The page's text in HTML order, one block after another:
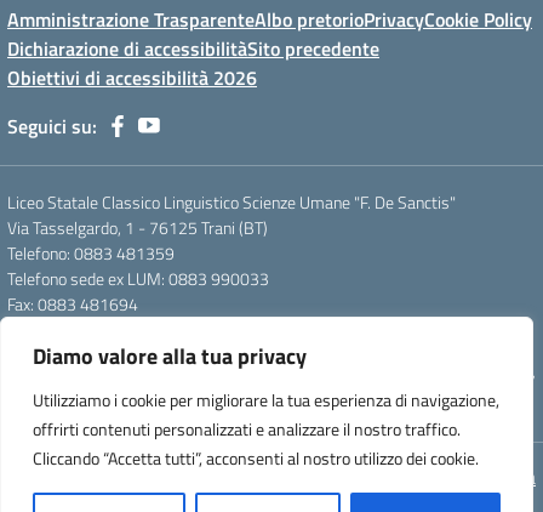
Diamo valore alla tua privacy
Utilizziamo i cookie per migliorare la tua esperienza di navigazione,
offrirti contenuti personalizzati e analizzare il nostro traffico.
Cliccando “Accetta tutti”, acconsenti al nostro utilizzo dei cookie.
Amministrazione TrasparenteAlbo pretorioPrivacyCookie Policy
Dichiarazione di accessibilitàSito precedente
Obiettivi di accessibilità 2026
Seguici su:
Liceo Statale Classico Linguistico Scienze Umane "F. De Sanctis"
Via Tasselgardo, 1 - 76125 Trani (BT)
Telefono: 0883 481359
Telefono sede ex LUM: 0883 990033
Fax: 0883 481694
Pec: btpc210007@pec.istruzione.it
Codice Meccanografico: istsc_btpc210007 - Codice Fiscale: 92058830727
- Codice Univoco d'ufficio: UFG4S9
Concept & Design by Designers Italia